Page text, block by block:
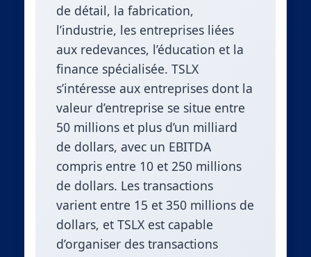
de détail, la fabrication,
l’industrie, les entreprises liées
aux redevances, l’éducation et la
finance spécialisée. TSLX
s’intéresse aux entreprises dont la
valeur d’entreprise se situe entre
50 millions et plus d’un milliard
de dollars, avec un EBITDA
compris entre 10 et 250 millions
de dollars. Les transactions
varient entre 15 et 350 millions de
dollars, et TSLX est capable
d’organiser des transactions